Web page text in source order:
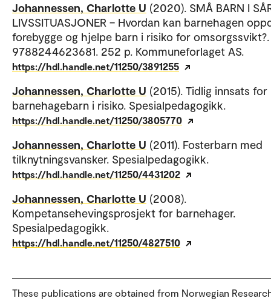
Johannessen, Charlotte U (2020). SMÅ BARN I
LIVSSITUASJONER – Hvordan kan barnehagen
forebygge og hjelpe barn i risiko for omsorgssvikt?.
9788244623681. 252 p. Kommuneforlaget AS.
https://hdl.handle.net/11250/3891255
Johannessen, Charlotte U (2015). Tidlig innsats for
barnehagebarn i risiko. Spesialpedagogikk.
https://hdl.handle.net/11250/3805770
Johannessen, Charlotte U (2011). Fosterbarn med
tilknytningsvansker. Spesialpedagogikk.
https://hdl.handle.net/11250/4431202
Johannessen, Charlotte U (2008).
Kompetansehevingsprosjekt for barnehager.
Spesialpedagogikk.
https://hdl.handle.net/11250/4827510
These publications are obtained from Norwegian